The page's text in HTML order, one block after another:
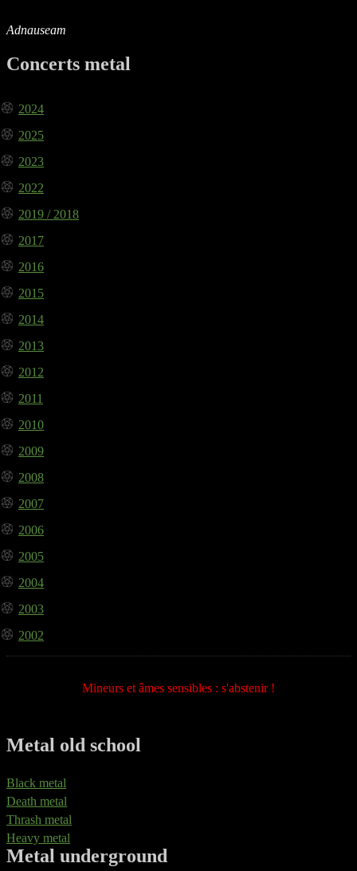
Adnauseam
Concerts metal
2024
2025
2023
2022
2019 / 2018
2017
2016
2015
2014
2013
2012
2011
2010
2009
2008
2007
2006
2005
2004
2003
2002
Mineurs et âmes sensibles : s'abstenir !
Metal old school
Black metal
Death metal
Thrash metal
Heavy metal
Metal underground